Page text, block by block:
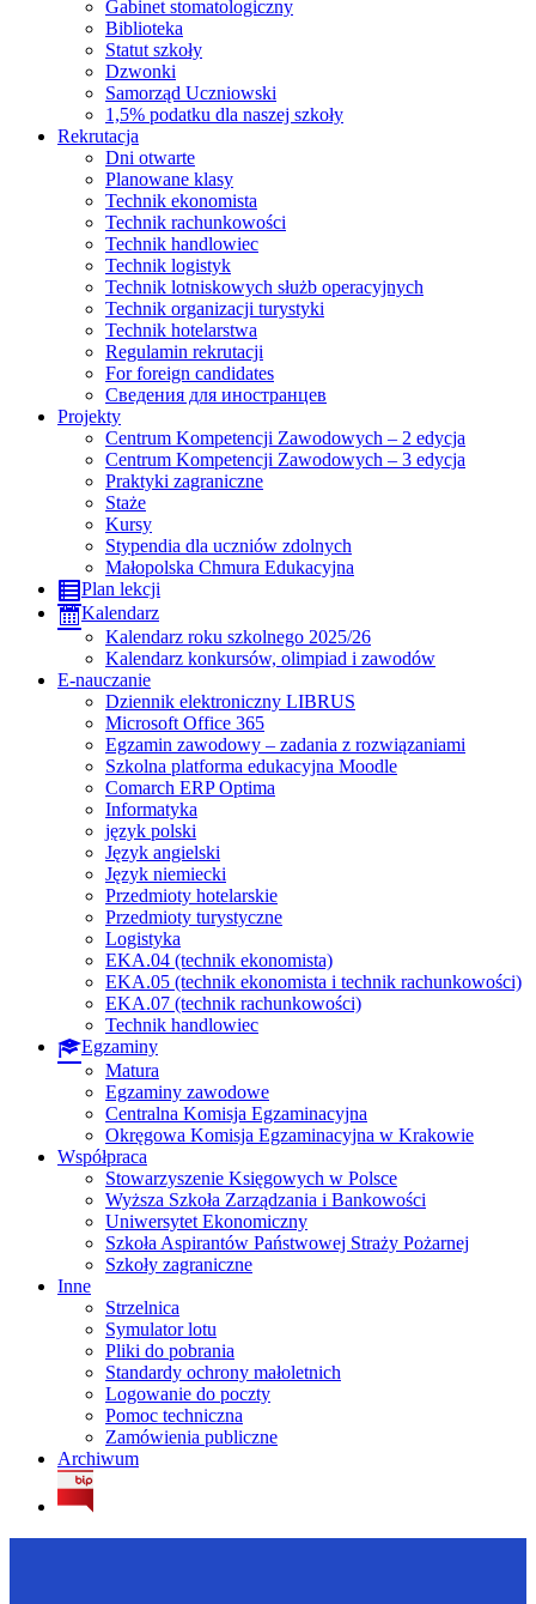
Gabinet stomatologiczny
Biblioteka
Statut szkoły
Dzwonki
Samorząd Uczniowski
1,5% podatku dla naszej szkoły
Rekrutacja
Dni otwarte
Planowane klasy
Technik ekonomista
Technik rachunkowości
Technik handlowiec
Technik logistyk
Technik lotniskowych służb operacyjnych
Technik organizacji turystyki
Technik hotelarstwa
Regulamin rekrutacji
For foreign candidates
Сведения для иностранцев
Projekty
Centrum Kompetencji Zawodowych – 2 edycja
Centrum Kompetencji Zawodowych – 3 edycja
Praktyki zagraniczne
Staże
Kursy
Stypendia dla uczniów zdolnych
Małopolska Chmura Edukacyjna
Plan lekcji
Kalendarz
Kalendarz roku szkolnego 2025/26
Kalendarz konkursów, olimpiad i zawodów
E-nauczanie
Dziennik elektroniczny LIBRUS
Microsoft Office 365
Egzamin zawodowy – zadania z rozwiązaniami
Szkolna platforma edukacyjna Moodle
Comarch ERP Optima
Informatyka
język polski
Język angielski
Język niemiecki
Przedmioty hotelarskie
Przedmioty turystyczne
Logistyka
EKA.04 (technik ekonomista)
EKA.05 (technik ekonomista i technik rachunkowości)
EKA.07 (technik rachunkowości)
Technik handlowiec
Egzaminy
Matura
Egzaminy zawodowe
Centralna Komisja Egzaminacyjna
Okręgowa Komisja Egzaminacyjna w Krakowie
Współpraca
Stowarzyszenie Księgowych w Polsce
Wyższa Szkoła Zarządzania i Bankowości
Uniwersytet Ekonomiczny
Szkoła Aspirantów Państwowej Straży Pożarnej
Szkoły zagraniczne
Inne
Strzelnica
Symulator lotu
Pliki do pobrania
Standardy ochrony małoletnich
Logowanie do poczty
Pomoc techniczna
Zamówienia publiczne
Archiwum